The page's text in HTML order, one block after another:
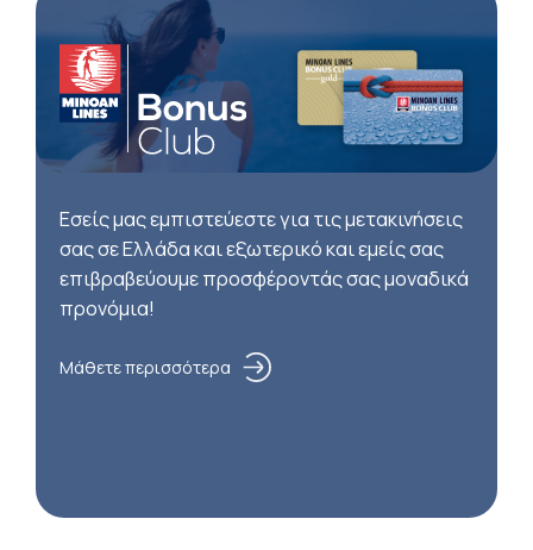
Εσείς μας εμπιστεύεστε για τις μετακινήσεις
σας σε Ελλάδα και εξωτερικό και εμείς σας
επιβραβεύουμε προσφέροντάς σας μοναδικά
προνόμια!
Μάθετε περισσότερα